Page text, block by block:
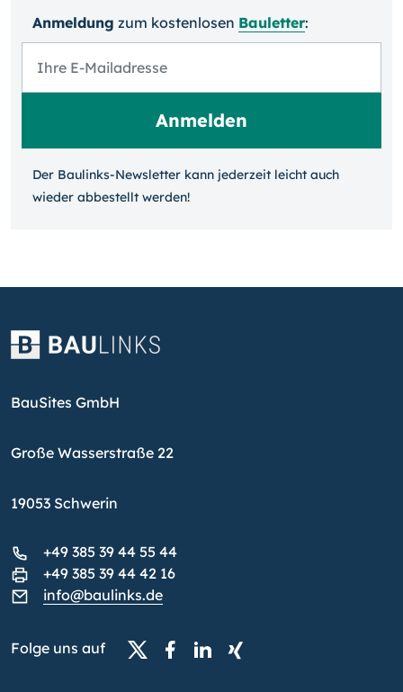
Anmeldung zum kosten­losen Bauletter:
Der Baulinks-Newsletter kann jeder­zeit leicht auch
wieder ab­bestellt werden!
BauSites GmbH
Große Wasserstraße 22
19053 Schwerin
+49 385 39 44 55 44
+49 385 39 44 42 16
info@baulinks.de
Folge uns auf